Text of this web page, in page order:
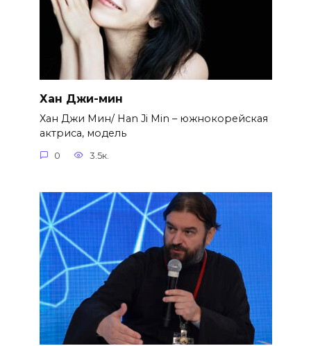
Хан Джи-мин
Хан Джи Мин/ Han Ji Min – южнокорейская
актриса, модель
0 3.5к.